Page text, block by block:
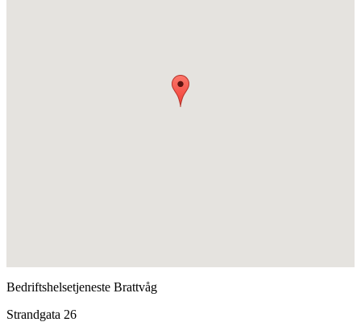
Bedriftshelsetjeneste Brattvåg
Strandgata 26